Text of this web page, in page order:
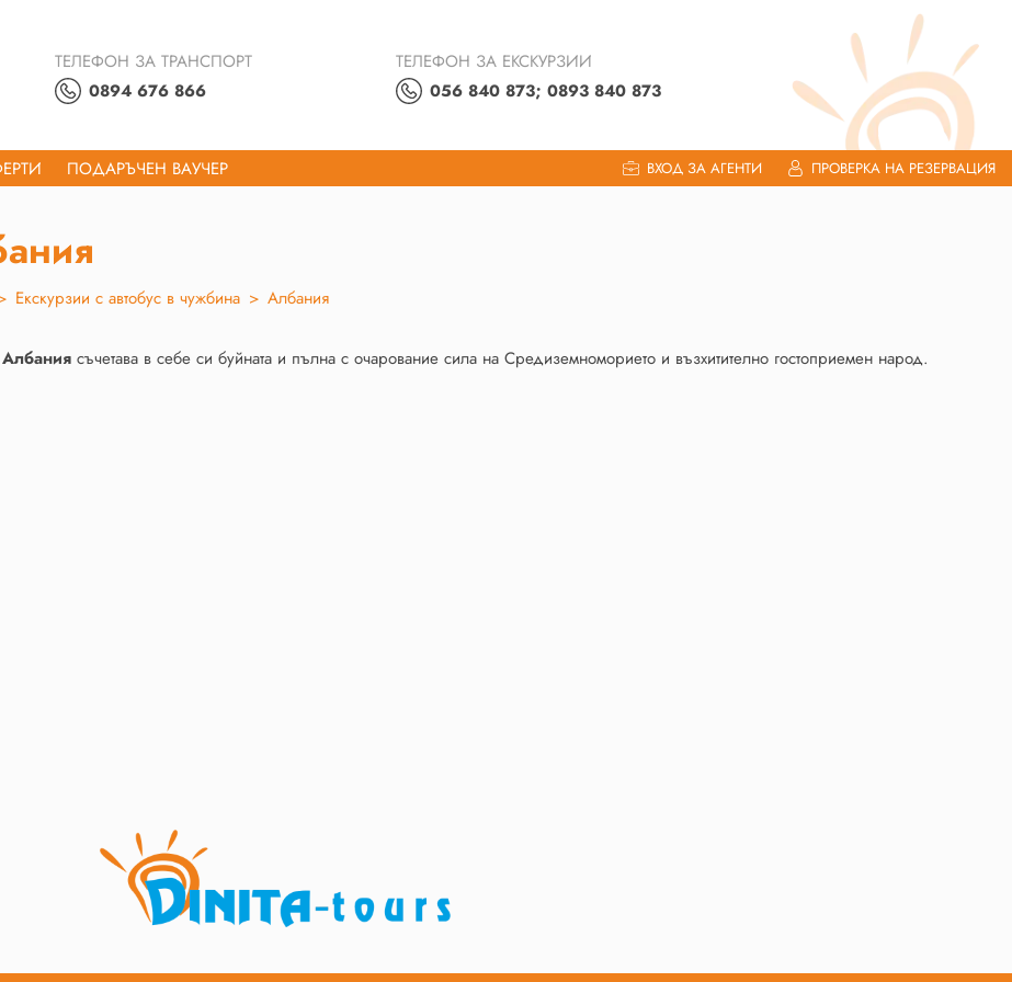
ТЕЛЕФОН ЗА ТРАНСПОРТ
0894 676 866
ТЕЛЕФОН ЗА ЕКСКУРЗИИ
056 840 873; 0893 840 873
ПОДАРЪЧЕН ВАУЧЕР ВХОД ЗА АГЕНТИ ПРОВЕРКА НА РЕЗЕРВАЦИЯ
Екскурзии с автобус в чужбина > Албания
Албания съчетава в себе си буйната и пълна с очарование сила на Средиземноморието и възхитително гостоприемен народ.